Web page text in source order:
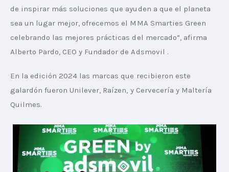
de inspirar más soluciones que ayuden a que el planeta
sea un lugar mejor, ofrecemos el MMA Smarties Green
celebrando las mejores prácticas del mercado”, afirma
Alberto Pardo, CEO y Fundador de Adsmovil .
En la edición 2024 las marcas que recibieron este
galardón fueron Unilever, Raízen, y Cervecería y Maltería
Quilmes.